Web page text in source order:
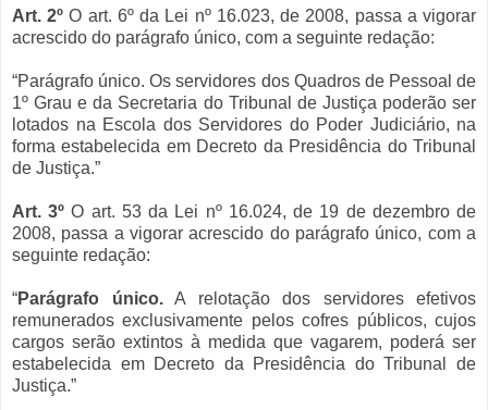
Art. 2º O art. 6º da Lei nº 16.023, de 2008, passa a vigorar
acrescido do parágrafo único, com a seguinte redação:
“Parágrafo único. Os servidores dos Quadros de Pessoal de
1º Grau e da Secretaria do Tribunal de Justiça poderão ser
lotados na Escola dos Servidores do Poder Judiciário, na
forma estabelecida em Decreto da Presidência do Tribunal
de Justiça.”
Art. 3ºO art. 53 da Lei nº 16.024, de 19 de dezembro de
2008, passa a vigorar acrescido do parágrafo único, com a
seguinte redação:
“Parágrafo único.A relotação dos servidores efetivos
remunerados exclusivamente pelos cofres públicos, cujos
cargos serão extintos à medida que vagarem, poderá ser
estabelecida em Decreto da Presidência do Tribunal de
Justiça.”